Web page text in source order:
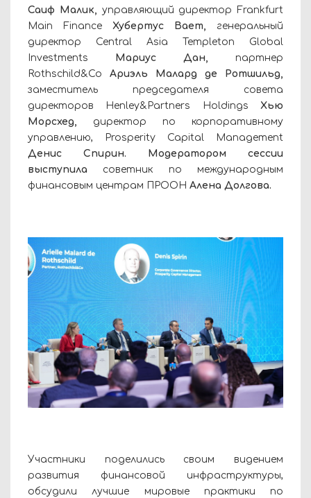
Саиф Малик, управляющий директор Frankfurt
Main Finance Хубертус Вает, генеральный
директор Central Asia Templeton Global
Investments
Мариус Дан, партнер
Rothschild&Co Ариэль Малард де Ротшильд,
заместитель председателя совета
директоров Henley&Partners Holdings Хью
Морсхед, директор по корпоративному
управлению, Prosperity Capital Management
Денис Спирин. Модератором сессии
выступила советник по международным
финансовым центрам ПРООН Алена Долгова.
Участники поделились своим видением
развития финансовой инфраструктуры,
обсудили лучшие мировые практики по